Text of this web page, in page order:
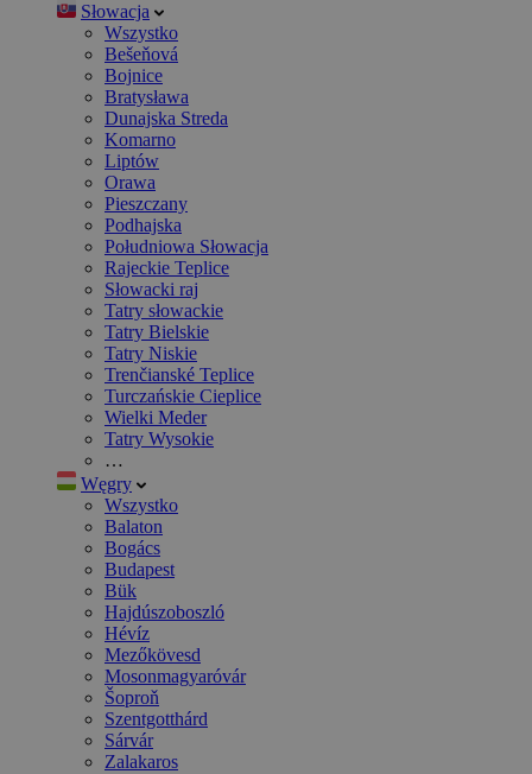
Słowacja
Wszystko
Bešeňová
Bojnice
Bratysława
Dunajska Streda
Komarno
Liptów
Orawa
Pieszczany
Podhajska
Południowa Słowacja
Rajeckie Teplice
Słowacki raj
Tatry słowackie
Tatry Bielskie
Tatry Niskie
Trenčianské Teplice
Turczańskie Cieplice
Wielki Meder
Tatry Wysokie
…
Węgry
Wszystko
Balaton
Bogács
Budapest
Bük
Hajdúszoboszló
Hévíz
Mezőkövesd
Mosonmagyaróvár
Šoproň
Szentgotthárd
Sárvár
Zalakaros